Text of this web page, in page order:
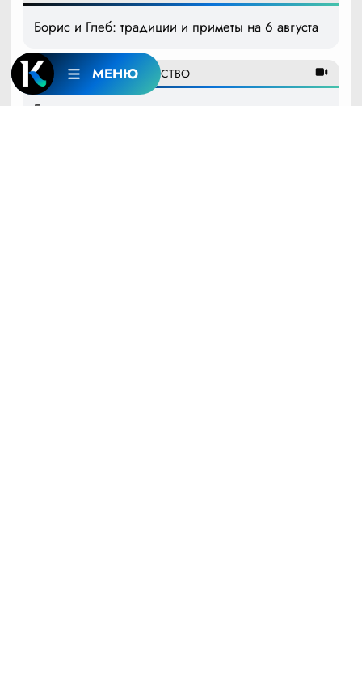
МЕНЮ
Борис и Глеб: традиции и приметы на 6 августа
07:00 6 АВГУСТАОБЩЕСТВО
Брови-ниточки возвращаются, опасности для